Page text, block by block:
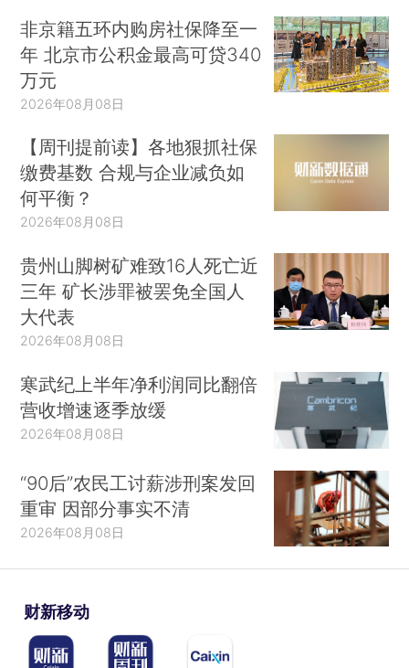
非京籍五环内购房社保降至一
年 北京市公积金最高可贷340
万元
2026年08月08日
【周刊提前读】各地狠抓社保
缴费基数 合规与企业减负如
何平衡？
2026年08月08日
贵州山脚树矿难致16人死亡近
三年 矿长涉罪被罢免全国人
大代表
2026年08月08日
寒武纪上半年净利润同比翻倍
营收增速逐季放缓
2026年08月08日
“90后”农民工讨薪涉刑案发回
重审 因部分事实不清
2026年08月08日
财新移动